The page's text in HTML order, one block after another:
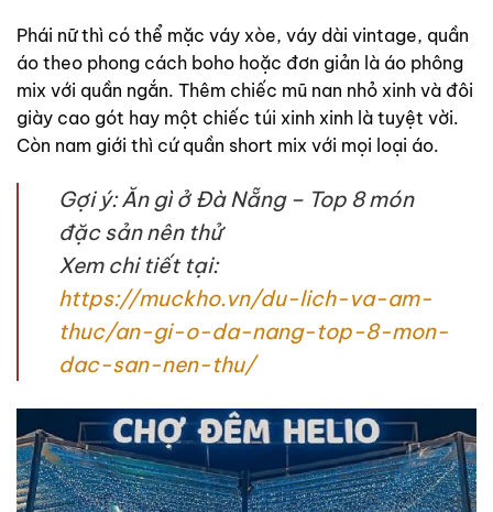
Phái nữ thì có thể mặc váy xòe, váy dài vintage, quần
áo theo phong cách boho hoặc đơn giản là áo phông
mix với quần ngắn. Thêm chiếc mũ nan nhỏ xinh và đôi
giày cao gót hay một chiếc túi xinh xinh là tuyệt vời.
Còn nam giới thì cứ quần short mix với mọi loại áo.
Gợi ý: Ăn gì ở Đà Nẵng – Top 8 món
đặc sản nên thử
Xem chi tiết tại:
https://muckho.vn/du-lich-va-am-
thuc/an-gi-o-da-nang-top-8-mon-
dac-san-nen-thu/